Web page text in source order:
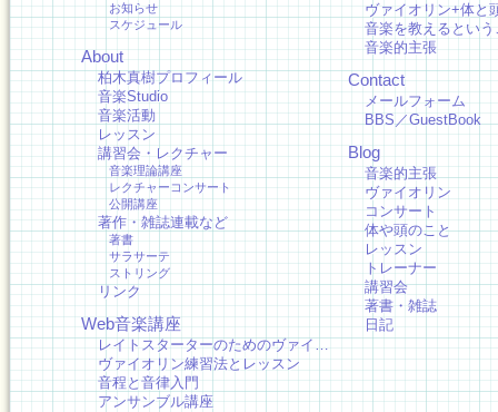
お知らせ
スケジュール
About
柏木真樹プロフィール
音楽Studio
音楽活動
レッスン
講習会・レクチャー
音楽理論講座
レクチャーコンサート
公開講座
著作・雑誌連載など
著書
サラサーテ
ストリング
リンク
Web音楽講座
レイトスターターのためのヴァイ…
ヴァイオリン練習法とレッスン
音程と音律入門
アンサンブル講座
ヴァイオリン+体と
音楽を教えるという
音楽的主張
Contact
メールフォーム
BBS／GuestBook
Blog
音楽的主張
ヴァイオリン
コンサート
体や頭のこと
レッスン
トレーナー
講習会
著書・雑誌
日記